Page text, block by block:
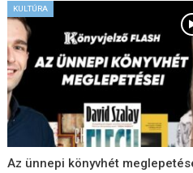
KULTÚRA
Az ünnepi könyvhét